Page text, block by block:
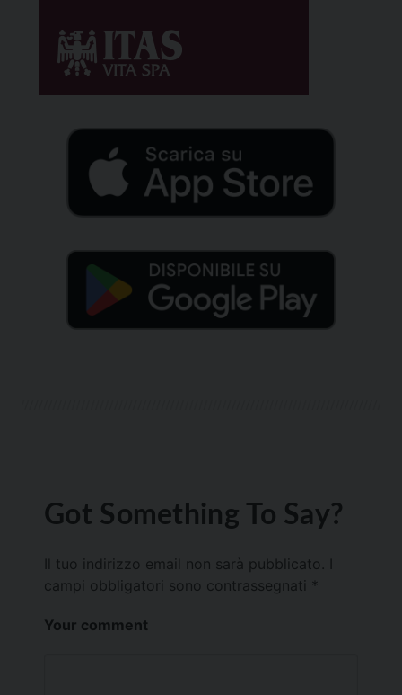
Got Something To Say?
Il tuo indirizzo email non sarà pubblicato.
campi obbligatori sono contrassegnati *
Your comment